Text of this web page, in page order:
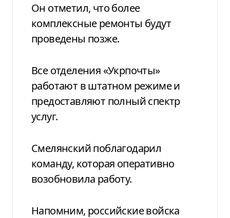
Он отметил, что более
комплексные ремонты будут
проведены позже.
Все отделения «Укрпочты»
работают в штатном режиме и
предоставляют полный спектр
услуг.
Смелянский поблагодарил
команду, которая оперативно
возобновила работу.
Напомним, российские войска